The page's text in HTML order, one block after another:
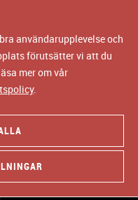
användarupplevelse och
förutsätter vi att du
mer om vår
.